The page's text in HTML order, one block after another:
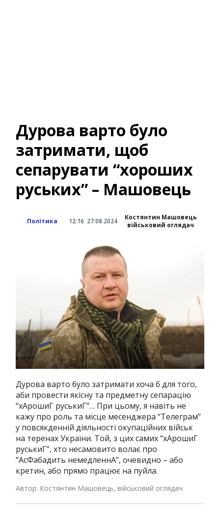
Дурова варто було
затримати, щоб
сепарувати “хороших
руських” – Машовець
Політика 12:16 27.08.2024
Костянтин Машовець
військовий оглядач
Дурова варто було затримати хоча б для того,
аби провести якісну та предметну сепарацію
“хАрошиГ руськиГ”… При цьому, я навіть не
кажу про роль та місце месенджера “Телеграм”
у повсякденній діяльності окупаційних військ
на теренах України. Той, з цих самих “хАрошиГ
руськиГ”, хто несамовито волає про
“АсФабадить немедленнА”, очевидно – або
кретин, або прямо працює на пуйла.
Автор: Костянтин Машовець, військовий оглядач